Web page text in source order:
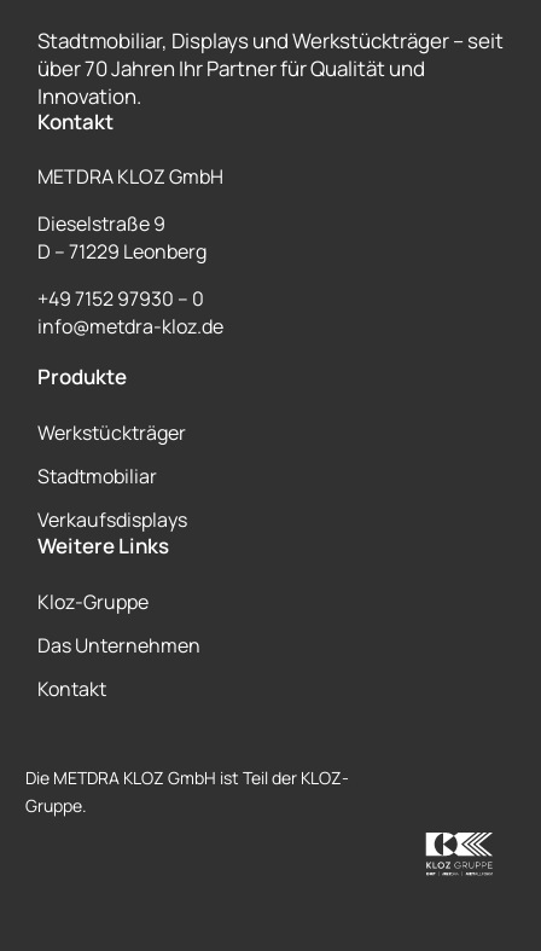
Stadtmobiliar, Displays und Werkstückträger – seit
über 70 Jahren Ihr Partner für Qualität und
Innovation.
Kontakt
METDRA KLOZ GmbH
Dieselstraße 9
D – 71229 Leonberg
+49 7152 97930 – 0
info@metdra-kloz.de
Weitere Links
Kloz-Gruppe
Das Unternehmen
Kontakt
Produkte
Werkstückträger
Stadtmobiliar
Verkaufsdisplays
Die METDRA KLOZ GmbH ist Teil der KLOZ-
Gruppe.